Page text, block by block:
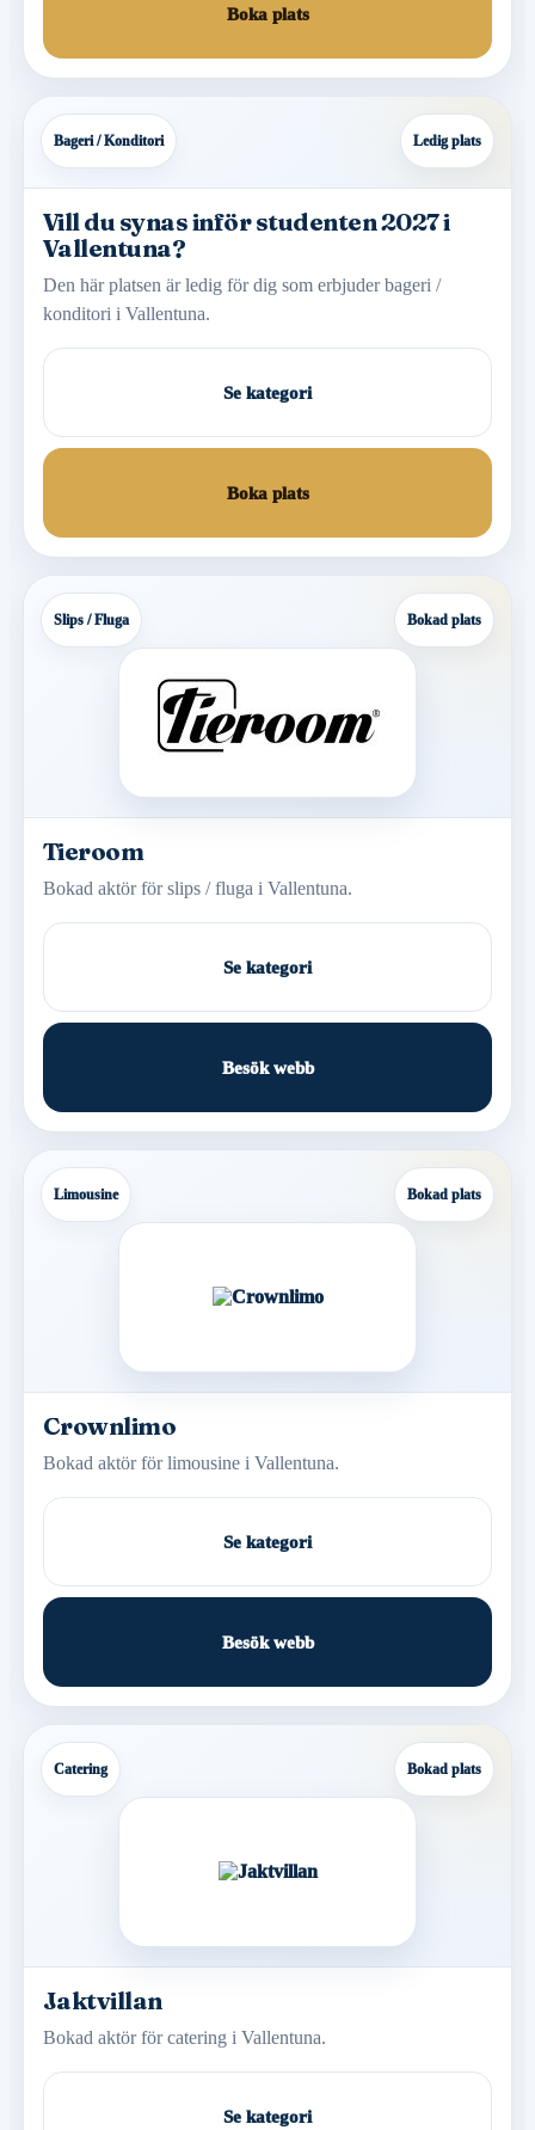
Boka plats
Bageri / Konditori Ledig plats
Vill du synas inför studenten 2027 i
Vallentuna?
Den här platsen är ledig för dig som erbjuder bageri /
konditori i Vallentuna.
Se kategori
Boka plats
Slips / Fluga Bokad plats
Tieroom
Bokad aktör för slips / fluga i Vallentuna.
Se kategori
Besök webb
Limousine Bokad plats
Crownlimo
Bokad aktör för limousine i Vallentuna.
Se kategori
Besök webb
Catering Bokad plats
Jaktvillan
Bokad aktör för catering i Vallentuna.
Se kategori